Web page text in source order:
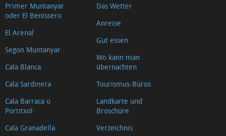
Primer Muntanyar
oder El Benissero
El Arenal
Segon Muntanyar
Cala Blanca
Cala Sardinera
Cala Barraca o
Portitxol
Cala Granadella
Das Wetter
Anreise
Gut essen
Wo kann man
übernachten
Tourismus-Büros
Landkarte und
Broschüre
Verzeichnis